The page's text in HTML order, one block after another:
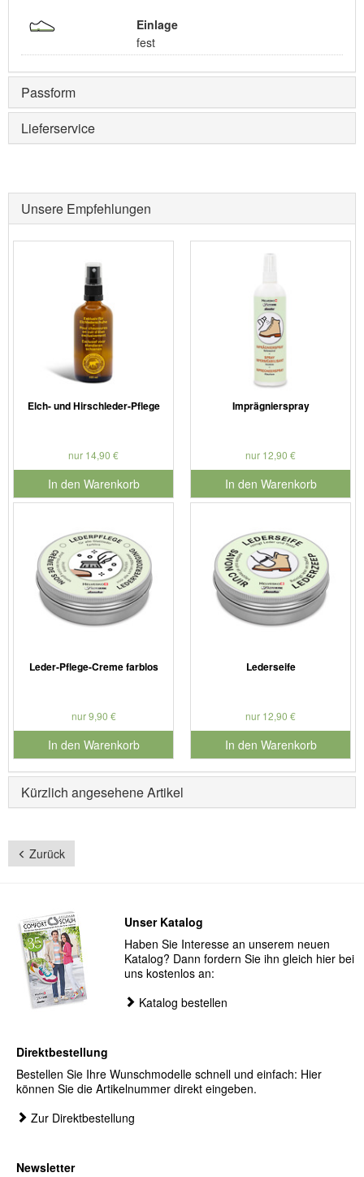
Einlage
fest
Passform
Lieferservice
Unsere Empfehlungen
Elch- und Hirschleder-Pflege
nur 14,90 €
In den Warenkorb
für Produktnummer 901181
Imprägnierspray
nur 12,90 €
In den Warenkorb
für Produktnummer 901126
Leder-Pflege-Creme farblos
nur 9,90 €
In den Warenkorb
für Produktnummer 901186
Lederseife
nur 12,90 €
In den Warenkorb
für Produktnummer 901127
Kürzlich angesehene Artikel
Zurück
Unser Katalog
Haben Sie Interesse an unserem neuen
Katalog? Dann fordern Sie ihn gleich hier bei
uns kostenlos an:
Katalog bestellen
Direktbestellung
Bestellen Sie Ihre Wunschmodelle schnell und einfach: Hier
können Sie die Artikelnummer direkt eingeben.
Zur Direktbestellung
Newsletter